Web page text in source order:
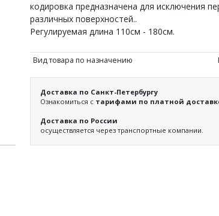
кодировка предназначена для исключения
различных поверхностей..
Регулируемая длина 110см - 180см.
Вид товара по назначению
Доставка по Санкт-Петербургу
Ознакомиться с тарифами по платной
Доставка по России
осуществляется через транспортные компании.